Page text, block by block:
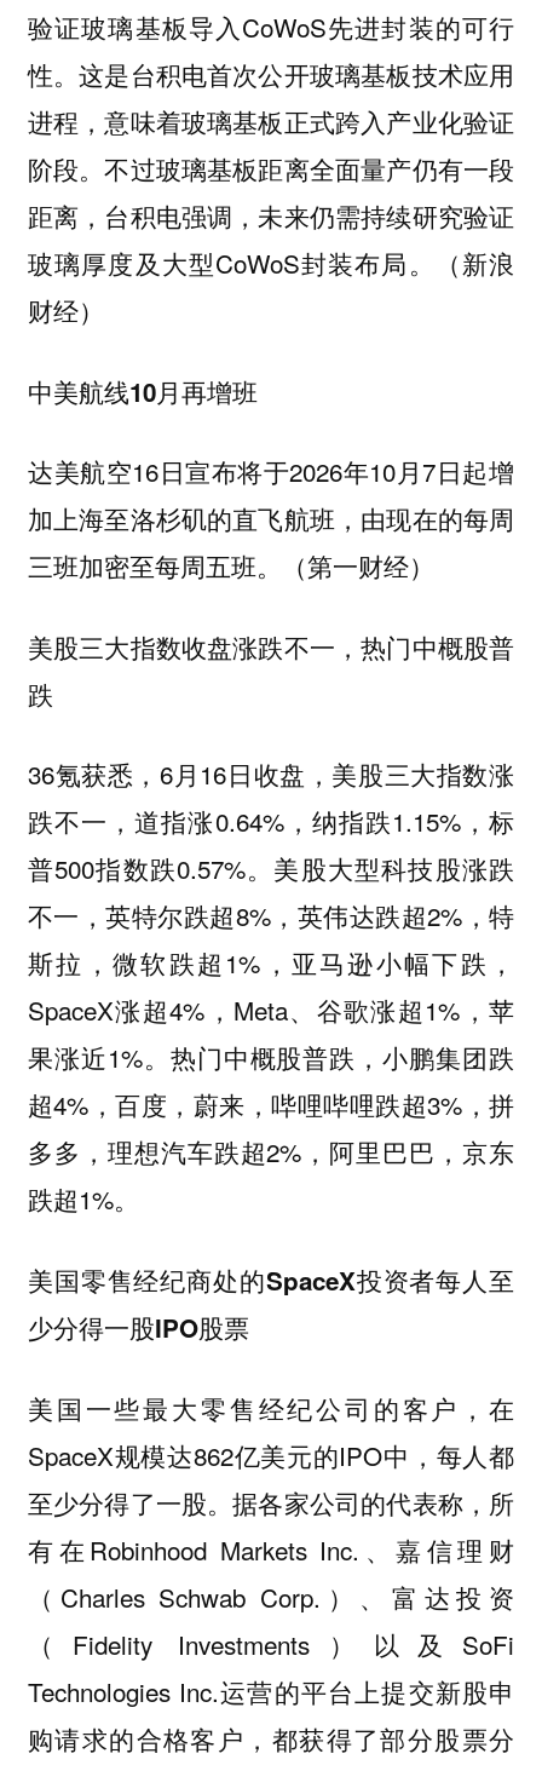
验证玻璃基板导入CoWoS先进封装的可行
性。这是台积电首次公开玻璃基板技术应用
进程，意味着玻璃基板正式跨入产业化验证
阶段。不过玻璃基板距离全面量产仍有一段
距离，台积电强调，未来仍需持续研究验证
玻璃厚度及大型CoWoS封装布局。（新浪
财经）
中美航线10月再增班
达美航空16日宣布将于2026年10月7日起增
加上海至洛杉矶的直飞航班，由现在的每周
三班加密至每周五班。（第一财经）
美股三大指数收盘涨跌不一，热门中概股普
跌
36氪获悉，6月16日收盘，美股三大指数涨
跌不一，道指涨0.64%，纳指跌1.15%，标
普500指数跌0.57%。美股大型科技股涨跌
不一，英特尔跌超8%，英伟达跌超2%，特
斯拉，微软跌超1%，亚马逊小幅下跌，
SpaceX涨超4%，Meta、谷歌涨超1%，苹
果涨近1%。热门中概股普跌，小鹏集团跌
超4%，百度，蔚来，哔哩哔哩跌超3%，拼
多多，理想汽车跌超2%，阿里巴巴，京东
跌超1%。
美国零售经纪商处的SpaceX投资者每人至
少分得一股IPO股票
美国一些最大零售经纪公司的客户，在
SpaceX规模达862亿美元的IPO中，每人都
至少分得了一股。据各家公司的代表称，所
有在Robinhood Markets Inc.、嘉信理财
（Charles Schwab Corp.）、富达投资
（Fidelity Investments）以及SoFi
Technologies Inc.运营的平台上提交新股申
购请求的合格客户，都获得了部分股票分